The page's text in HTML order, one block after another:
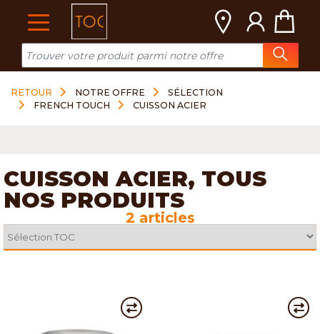
RETOUR NOTRE OFFRE
SÉLECTION
FRENCH TOUCH
CUISSON ACIER
CUISSON ACIER, TOUS
NOS PRODUITS
2 articles
Cookies management panel